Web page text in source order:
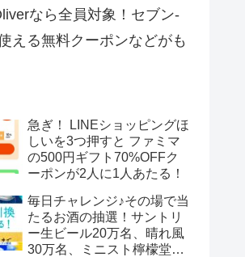
なら全員対象！セブン‐
える無料クーポンなどがも
急ぎ！ LINEショッピングほ
しいを3つ押すと ファミマ
の500円ギフト70%OFFク
ーポンが2人に1人あたる！
毎日チャレンジ♪その場で当
たるお酒の抽選！サントリ
ー生ビール20万名、晴れ風
30万名、ミニスト檸檬堂2